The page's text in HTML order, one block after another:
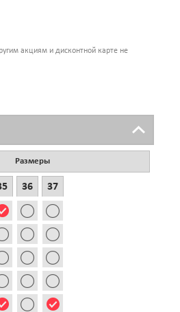
акциям и дисконтной карте не
Размеры
36 37